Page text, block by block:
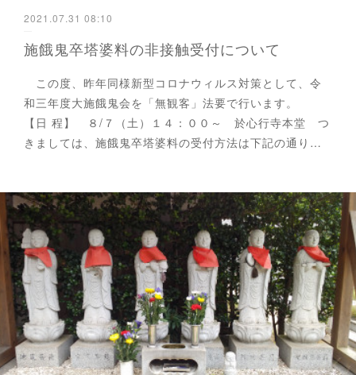
2021.07.31 08:10
施餓鬼卒塔婆料の非接触受付について
この度、昨年同様新型コロナウィルス対策として、令
和三年度大施餓鬼会を「無観客」法要で行います。
【日 程】 ８/７（土）１４：００～ 於心行寺本堂 つ
きましては、施餓鬼卒塔婆料の受付方法は下記の通り…